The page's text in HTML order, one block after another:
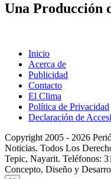
Una Producción
Inicio
Acerca de
Publicidad
Contacto
El Clima
Política de Privacidad
Declaración de
Copyright 2005 - 2026
Noticias. Todos Los
Tepic, Nayarit. Teléfonos:
Concepto, Diseño y